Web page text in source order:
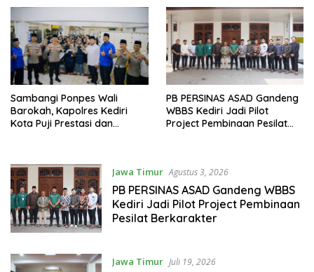
Sambangi Ponpes Wali
Barokah, Kapolres Kediri
Kota Puji Prestasi dan
PB PERSINAS ASAD Gandeng
WBBS Kediri Jadi Pilot
Project Pembinaan Pesilat
Jawa Timur Agustus 3, 2026
PB PERSINAS ASAD Gandeng WBBS
Kediri Jadi Pilot Project Pembinaan
Pesilat Berkarakter
Jawa Timur Juli 19, 2026